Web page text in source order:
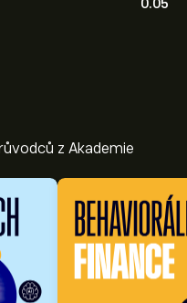
0.05
z Akademie